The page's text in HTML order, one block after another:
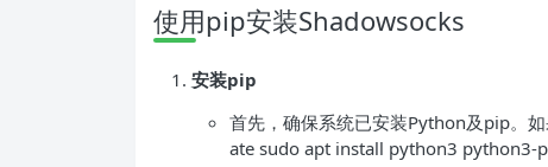
使用pip安装Shadowsocks
安装pip
首先，确保系统已安装Python及pip。
ate sudo apt install python3 python3-